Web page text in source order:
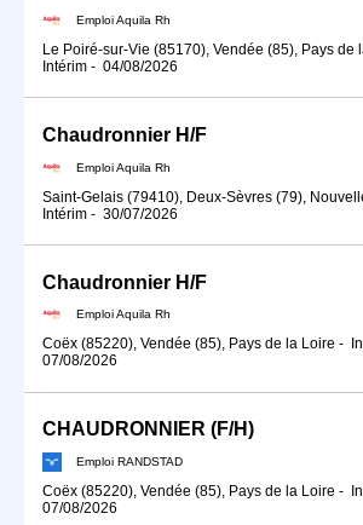
Emploi Aquila Rh
Le Poiré-sur-Vie (85170), Vendée (85), Pays de
Intérim - 04/08/2026
Chaudronnier H/F
Emploi Aquila Rh
Saint-Gelais (79410), Deux-Sèvres (79),
Intérim - 30/07/2026
Chaudronnier H/F
Emploi Aquila Rh
Coëx (85220), Vendée (85), Pays de la Loire -
07/08/2026
CHAUDRONNIER (F/H)
Emploi RANDSTAD
Coëx (85220), Vendée (85), Pays de la Loire -
07/08/2026